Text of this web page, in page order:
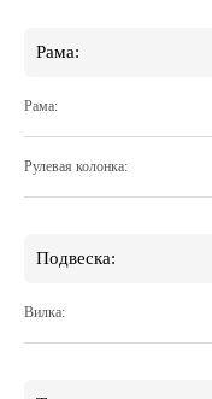
Рама:
Рама:
Рулевая колонка:
Подвеска:
Вилка: